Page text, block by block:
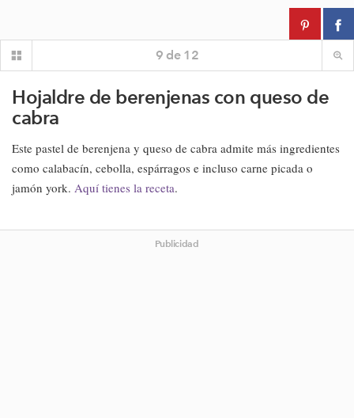
9 de 12
Hojaldre de berenjenas con queso de
cabra
Este pastel de berenjena y queso de cabra admite más ingredientes
como calabacín, cebolla, espárragos e incluso carne picada o
jamón york. Aquí tienes la receta.
Publicidad